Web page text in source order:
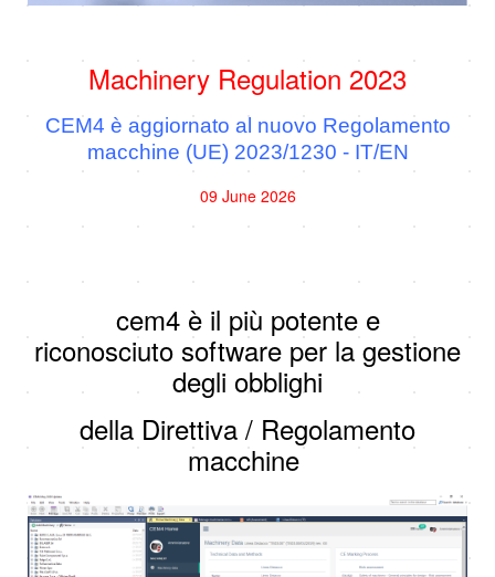
Machinery Regulation 2023
CEM4 è aggiornato al nuovo Regolamento
macchine (UE) 2023/1230 - IT/EN
09 June 2026
cem4 è il più potente e
riconosciuto software per la gestione
degli obblighi
della Direttiva / Regolamento
macchine